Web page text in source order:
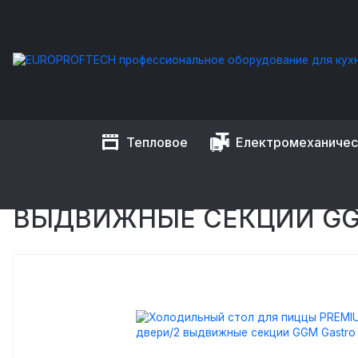
Тепловое
EUROPROFTECH Холодильное оборудование Столы для
ХОЛОДИЛЬНЫЙ СТОЛ
ВЫДВИЖНЫЕ СЕКЦИИ GGM